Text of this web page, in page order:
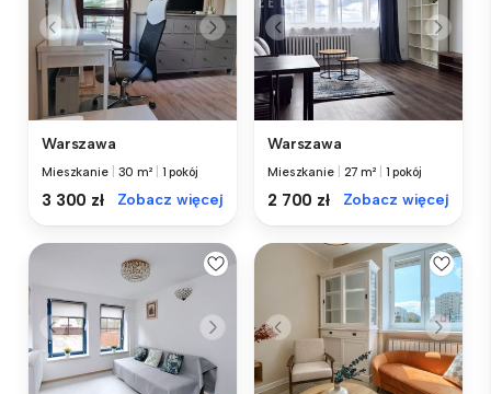
Warszawa
Mieszkanie 30 m² 1 pokój
3 300 zł Zobacz więcej
Warszawa
Mieszkanie 27 m² 1 pokój
2 700 zł Zobacz więcej